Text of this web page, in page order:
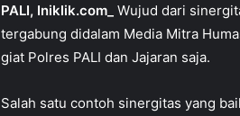
PALI, Iniklik.com_ Wujud dari
tergabung didalam Media Mitra
giat Polres PALI dan Jajaran saja.
Salah satu contoh sinergitas yang